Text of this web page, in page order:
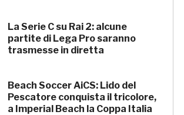
La Serie C su Rai 2: alcune
partite di Lega Pro saranno
trasmesse in diretta
Beach Soccer AiCS: Lido del
Pescatore conquista il tricolore,
a Imperial Beach la Coppa Italia